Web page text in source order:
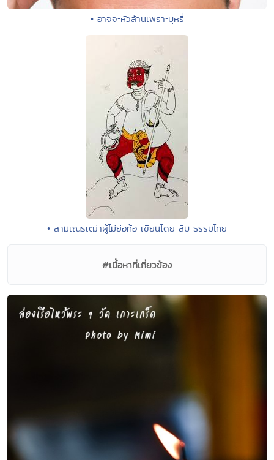
• อาจจะหัวล้านเพราะบุหรี่
• สามเณรเฒ่าผู้ไม่ย่อท้อ เขียนโดย สืบ ธรรมไทย
#เนื้อหาที่เกี่ยวข้อง